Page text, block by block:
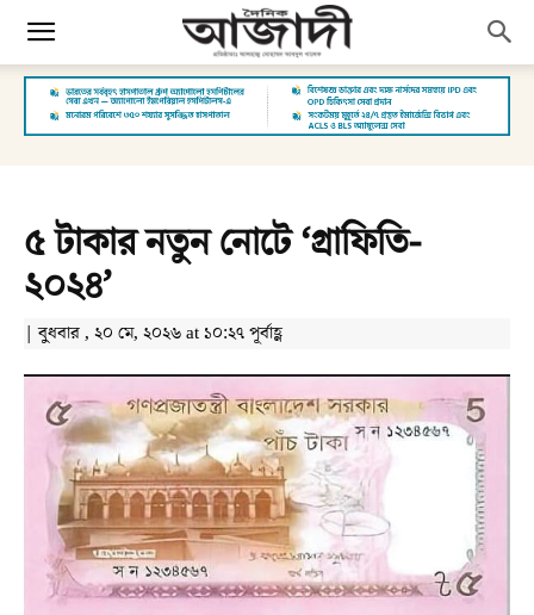
৫ টাকার নতুন নোটে ‘গ্রাফিতি-
২০২৪’
| বুধবার , ২০ মে, ২০২৬ at ১০:২৭ পূর্বাহ্ণ